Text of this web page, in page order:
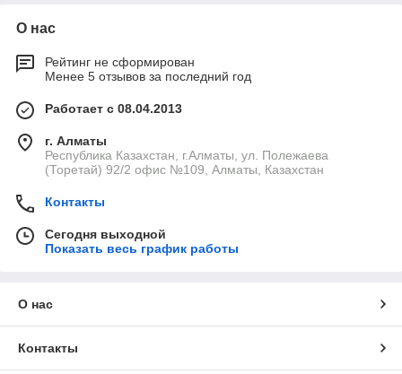
О нас
Рейтинг не сформирован
Менее 5 отзывов за последний год
Работает с 08.04.2013
г. Алматы
Республика Казахстан, г.Алматы, ул. Полежаева
(Торетай) 92/2 офис №109, Алматы, Казахстан
Контакты
Сегодня выходной
Показать весь график работы
О нас
Контакты